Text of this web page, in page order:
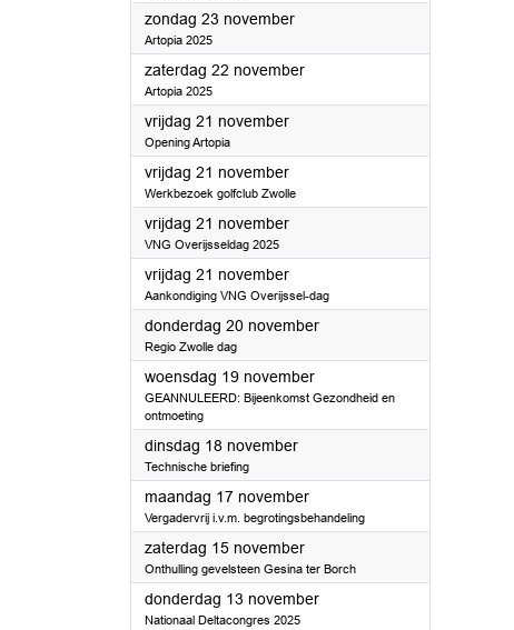
zondag 23 november2025
Artopia 2025
zaterdag 22 november2025
Artopia 2025
vrijdag 21 november2025
Opening Artopia
vrijdag 21 november2025
Werkbezoek golfclub Zwolle
vrijdag 21 november2025
VNG Overijsseldag 2025
vrijdag 21 november2025
Aankondiging VNG Overijssel-dag
donderdag 20 november2025
Regio Zwolle dag
woensdag 19 november2025
GEANNULEERD: Bijeenkomst Gezondheid en
ontmoeting
dinsdag 18 november2025
Technische briefing
maandag 17 november2025
Vergadervrij i.v.m. begrotingsbehandeling
zaterdag 15 november2025
Onthulling gevelsteen Gesina ter Borch
donderdag 13 november2025
Nationaal Deltacongres 2025